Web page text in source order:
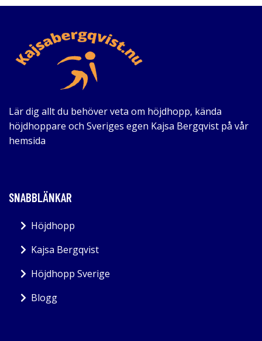
Lär dig allt du behöver veta om höjdhopp, kända
höjdhoppare och Sveriges egen Kajsa Bergqvist på vår
hemsida
SNABBLÄNKAR
Höjdhopp
Kajsa Bergqvist
Höjdhopp Sverige
Blogg